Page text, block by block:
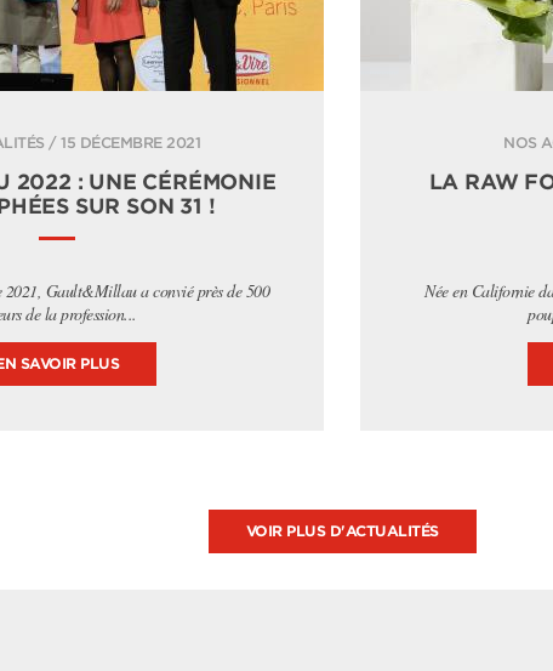
/ 15 DÉCEMBRE 2021
2022 : UNE CÉRÉMONIE
SUR SON 31 !
2021, Gault&Millau a convié près de 500
de la profession...
SAVOIR PLUS
NOS
LA RAW
Née en Californie
VOIR PLUS D'ACTUALITÉS